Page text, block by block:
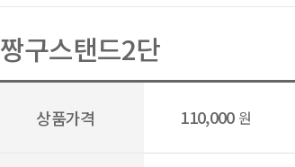
짱구스탠드2단
상품가격 110,000 원